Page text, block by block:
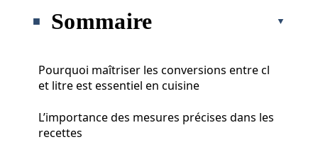
Sommaire
Pourquoi maîtriser les conversions entre cl
et litre est essentiel en cuisine
L’importance des mesures précises dans les
recettes